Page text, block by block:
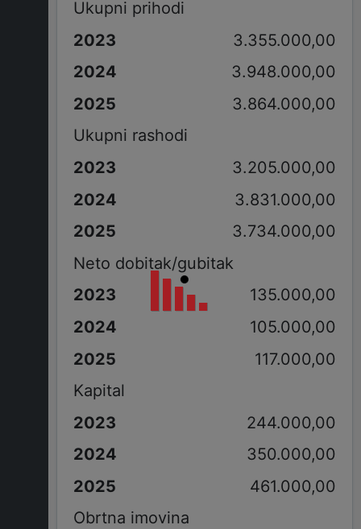
Ukupni prihodi
3.355.000,00
3.948.000,00
3.864.000,00
Ukupni rashodi
3.205.000,00
3.831.000,00
3.734.000,00
Neto dobitak/gubitak
135.000,00
105.000,00
117.000,00
Kapital
244.000,00
350.000,00
461.000,00
Obrtna imovina